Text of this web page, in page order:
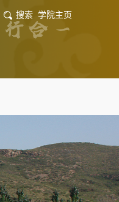
搜索 学院主页